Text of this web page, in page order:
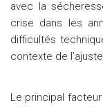
avec la
crise dans les
difficultés
contexte de
Le principal